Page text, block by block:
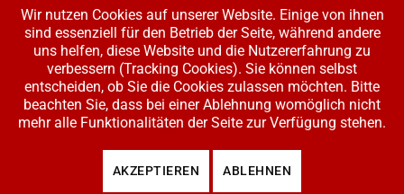
KUNDENINFORMATIONEN
WIDERRUFSRECHT
DATENSCHUTZERKLÄRUNG
ZAHLUNG UND VERSAND
BESTELLUNGEN
ADRESSE BEARBEITEN
IHR KONTO
LOGIN
REGISTRIEREN
Copyright © 2026 Modellbahnladen Klee GbR. Alle Rechte vorbehalten. Design:
Wir nutzen Cookies auf unserer Website. Einige von ihnen
sind essenziell für den Betrieb der Seite, während andere
uns helfen, diese Website und die Nutzererfahrung zu
verbessern (Tracking Cookies). Sie können selbst
entscheiden, ob Sie die Cookies zulassen möchten. Bitte
beachten Sie, dass bei einer Ablehnung womöglich nicht
mehr alle Funktionalitäten der Seite zur Verfügung stehen.
AKZEPTIEREN ABLEHNEN